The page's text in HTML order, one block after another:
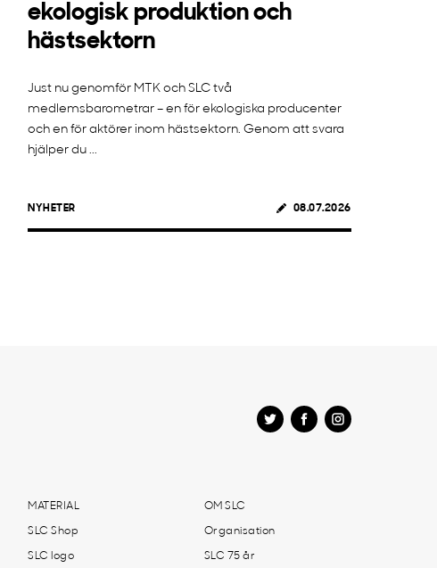
ekologisk produktion och
hästsektorn
Just nu genomför MTK och SLC två
medlemsbarometrar – en för ekologiska producenter
och en för aktörer inom hästsektorn. Genom att svara
hjälper du ...
NYHETER 08.07.2026
MATERIAL
SLC Shop
SLC logo
OM SLC
Organisation
SLC 75 år